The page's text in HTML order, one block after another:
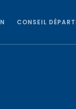
CONSEIL